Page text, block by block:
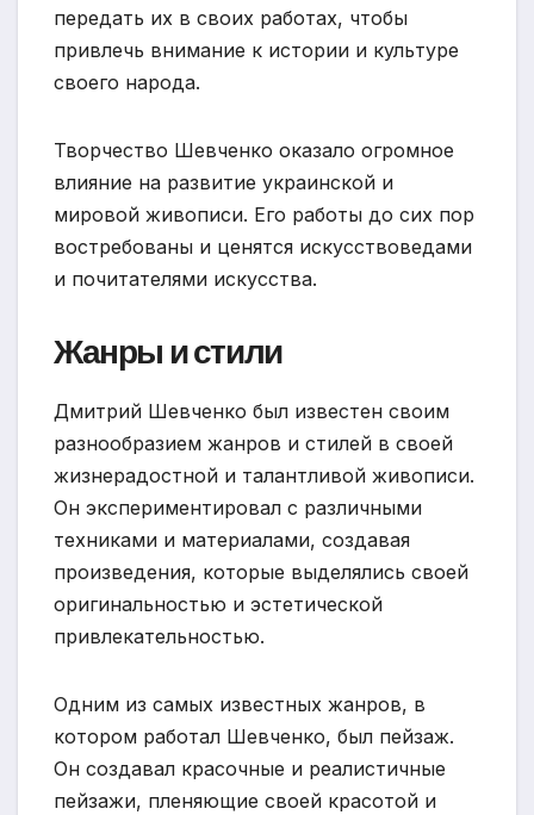
передать их в своих работах, чтобы
привлечь внимание к истории и культуре
своего народа.
Творчество Шевченко оказало огромное
влияние на развитие украинской и
мировой живописи. Его работы до сих пор
востребованы и ценятся искусствоведами
и почитателями искусства.
Жанры и стили
Дмитрий Шевченко был известен своим
разнообразием жанров и стилей в своей
жизнерадостной и талантливой живописи.
Он экспериментировал с различными
техниками и материалами, создавая
произведения, которые выделялись своей
оригинальностью и эстетической
привлекательностью.
Одним из самых известных жанров, в
котором работал Шевченко, был пейзаж.
Он создавал красочные и реалистичные
пейзажи, пленяющие своей красотой и